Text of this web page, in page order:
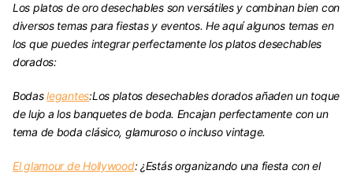
Los platos de oro desechables son versátiles y combinan bien con
diversos temas para fiestas y eventos. He aquí algunos temas en
los que puedes integrar perfectamente los platos desechables
dorados:
Bodaslegantes:Los platos desechables dorados añaden un toque
de lujo a los banquetes de boda. Encajan perfectamente con un
tema de boda clásico, glamuroso o incluso vintage.
El glamour de Hollywood:¿Estás organizando una fiesta con el